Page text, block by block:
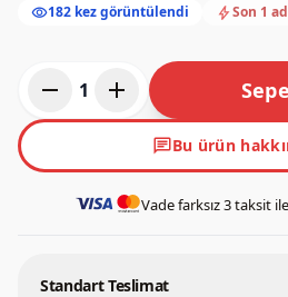
visibility182 kez görüntülendi boltSon 1
remove 1 add
chatBu ürün
Vade farksız 3 taksit
Standart Teslimat